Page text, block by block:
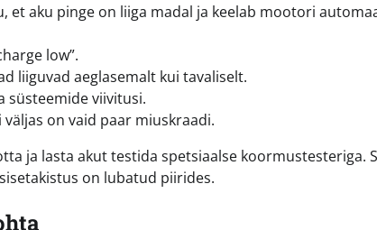
et aku pinge on liiga madal ja keelab mootori
low”.
liiguvad aeglasemalt kui tavaliselt.
süsteemide viivitusi.
on vaid paar miuskraadi.
ja lasta akut testida spetsiaalse koormustesteriga.
on lubatud piirides.